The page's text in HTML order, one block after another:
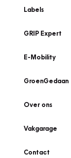
Labels
GRIP Expert
E-Mobility
GroenGedaan
Over ons
Vakgarage
Contact